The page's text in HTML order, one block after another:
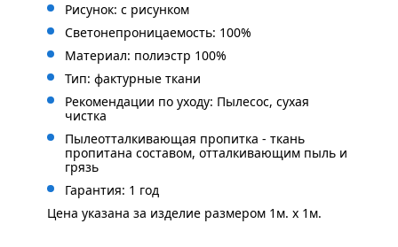
Рисунок: с рисунком
Светонепроницаемость: 100%
Материал: полиэстр 100%
Тип: фактурные ткани
Рекомендации по уходу: Пылесос, сухая
чистка
Пылеотталкивающая пропитка - ткань
пропитана составом, отталкивающим пыль и
грязь
Гарантия: 1 год
Цена указана за изделие размером 1м. x 1м.